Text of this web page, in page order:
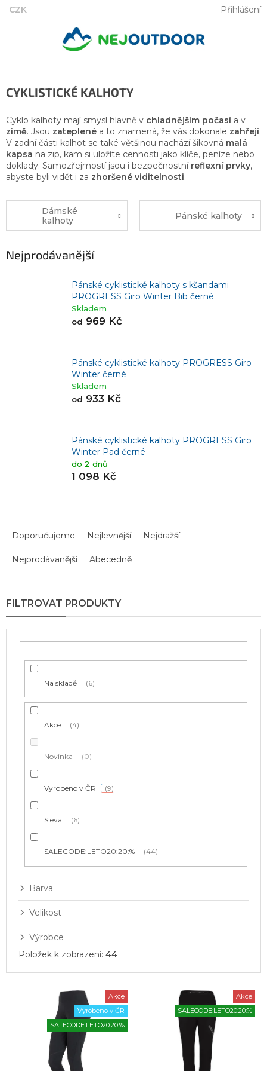
Přejít
CZK Přihlášení
CYKLISTICKÉ KALHOTY
Cyklo kalhoty mají smysl hlavně v chladnějším počasí a v
zimě. Jsou zateplené a to znamená, že vás dokonale zahřejí.
V zadní části kalhot se také většinou nachází šikovná malá
kapsa na zip, kam si uložíte cennosti jako klíče, peníze nebo
doklady. Samozřejmostí jsou i bezpečnostníreflexní prvky,
abyste byli vidět i za zhoršené viditelnosti.
Dámské
kalhoty
Pánské kalhoty
Nejprodávanější
Pánské cyklistické kalhoty s kšandami
PROGRESS Giro Winter Bib černé
Skladem
od 969 Kč
Pánské cyklistické kalhoty PROGRESS Giro
Winter černé
Skladem
od 933 Kč
Pánské cyklistické kalhoty PROGRESS Giro
Winter Pad černé
do 2 dnů
1 098 Kč
p
r
o
Doporučujeme Nejlevnější Nejdražší
Nejprodávanější Abecedně
Na skladě 6
Akce 4
Novinka 0
Vyrobeno v ČR 9
Sleva 6
SALECODE:LETO20:20:% 44
Barva
Velikost
Výrobce
Položek k zobrazení: 44
Akce
Vyrobeno v ČR
SALECODE:LETO20:20:%
Akce
SALECODE:LETO20:20:%